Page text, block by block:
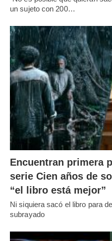
un sujeto con 200…
Encuentran primera
serie Cien años de
“el libro está mejor”
Ni siquiera sacó el libro para
subrayado